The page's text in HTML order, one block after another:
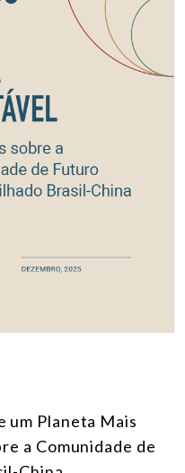
um Planeta Mais
a Comunidade de